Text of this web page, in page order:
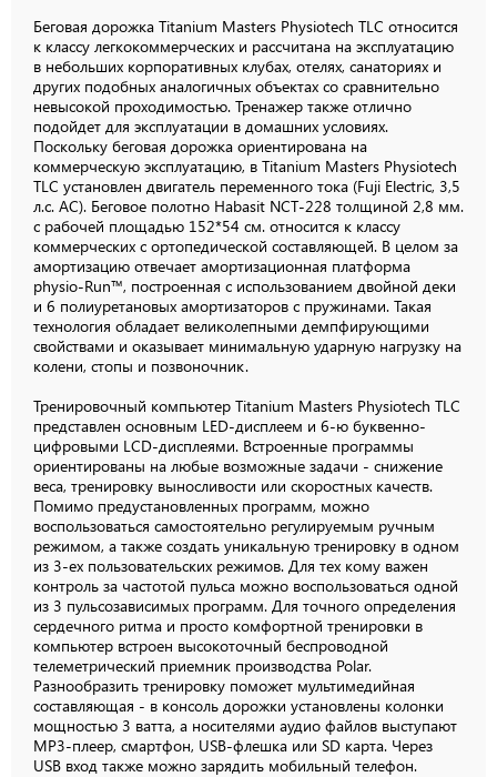
Беговая дорожка Titanium Masters Physiotech TLС относится
к классу легкокоммерческих и рассчитана на эксплуатацию
в небольших корпоративных клубах, отелях, санаториях и
других подобных аналогичных объектах со сравнительно
невысокой проходимостью. Тренажер также отлично
подойдет для эксплуатации в домашних условиях.
Поскольку беговая дорожка ориентирована на
коммерческую эксплуатацию, в Titanium Masters Physiotech
TLС установлен двигатель переменного тока (Fuji Electric, 3,5
л.с. AC). Беговое полотно Habasit NСT-228 толщиной 2,8 мм.
с рабочей площадью 152*54 см. относится к классу
коммерческих с ортопедической составляющей. В целом за
амортизацию отвечает амортизационная платформа
physio-Run™, построенная с использованием двойной деки
и 6 полиуретановых амортизаторов с пружинами. Такая
технология обладает великолепными демпфирующими
свойствами и оказывает минимальную ударную нагрузку на
колени, стопы и позвоночник.
Тренировочный компьютер Titanium Masters Physiotech TLС
представлен основным LED-дисплеем и 6-ю буквенно-
цифровыми LCD-дисплеями. Встроенные программы
ориентированы на любые возможные задачи - снижение
веса, тренировку выносливости или скоростных качеств.
Помимо предустановленных программ, можно
воспользоваться самостоятельно регулируемым ручным
режимом, а также создать уникальную тренировку в одном
из 3-ех пользовательских режимов. Для тех кому важен
контроль за частотой пульса можно воспользоваться одной
из 3 пульсозависимых программ. Для точного определения
сердечного ритма и просто комфортной тренировки в
компьютер встроен высокоточный беспроводной
телеметрический приемник производства Polar.
Разнообразить тренировку поможет мультимедийная
составляющая - в консоль дорожки установлены колонки
мощностью 3 ватта, а носителями аудио файлов выступают
MP3-плеер, смартфон, USB-флешка или SD карта. Через
USB вход также можно зарядить мобильный телефон.